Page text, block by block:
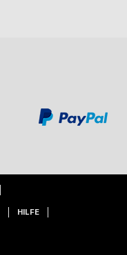
HILFE